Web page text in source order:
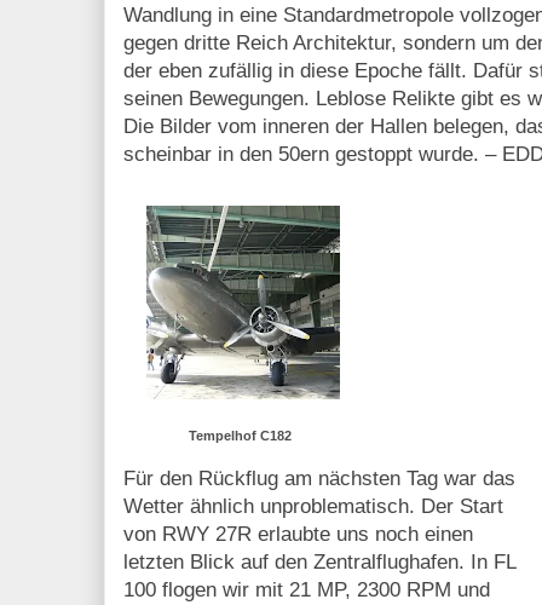
Wandlung in eine Standardmetropole
gegen dritte Reich Architektur, sondern um
der eben zufällig in diese Epoche fällt. Dafür
seinen Bewegungen. Leblose Relikte gibt es
Die Bilder vom inneren der Hallen belegen,
scheinbar in den 50ern gestoppt wurde. –
Tempelhof C182
Für den Rückflug am nächsten Tag war das
Wetter ähnlich unproblematisch. Der Start
von RWY 27R erlaubte uns noch einen
letzten Blick auf den Zentralflughafen. In FL
100 flogen wir mit 21 MP, 2300 RPM und